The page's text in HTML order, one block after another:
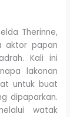
Therinne,
aktor papan
Kali ini
lakonan
untuk buat
dipaparkan.
watak